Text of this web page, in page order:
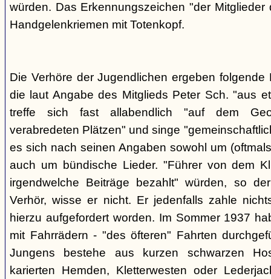
würden. Das Erkennungszeichen "der Mitglieder
Handgelenkriemen mit Totenkopf.
Die Verhöre der Jugendlichen ergeben folgende
die laut Angabe des Mitglieds Peter Sch. "aus
treffe sich fast allabendlich "auf dem
verabredeten Plätzen" und singe
es sich nach seinen Angaben sowohl um
auch um bündische Lieder. "Führer von dem
irgendwelche Beiträge bezahlt" würden, so
Verhör, wisse er nicht. Er jedenfalls zahle
hierzu aufgefordert worden. Im Sommer 1937
mit Fahrrädern - "des öfteren" Fahrten
Jungens bestehe aus kurzen schwarzen
karierten Hemden, Kletterwesten oder